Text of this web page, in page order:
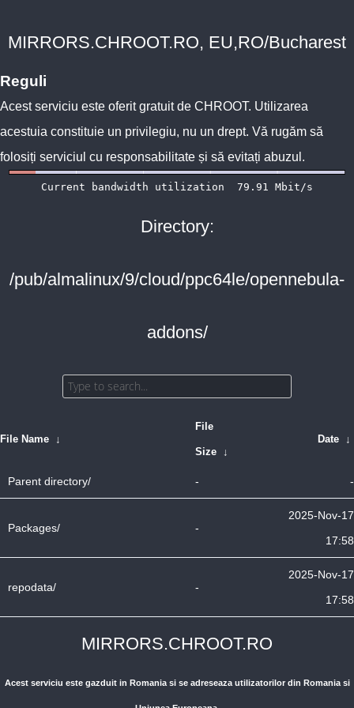
MIRRORS.CHROOT.RO, EU,RO/Bucharest
Reguli
Acest serviciu este oferit gratuit de CHROOT. Utilizarea
acestuia constituie un privilegiu, nu un drept. Vă rugăm să
folosiți serviciul cu responsabilitate și să evitați abuzul.
Directory:
/pub/almalinux/9/cloud/ppc64le/opennebula-
addons/
File Name ↓
File
Size ↓
Date ↓
Parent directory/ - -
Packages/ -
2025-Nov-17
17:58
repodata/ -
2025-Nov-17
17:58
MIRRORS.CHROOT.RO
Acest serviciu este gazduit in Romania si se adreseaza utilizatorilor din Romania si